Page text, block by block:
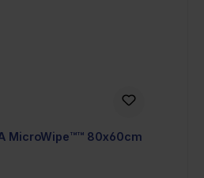
MicroWipe™™ 80x60cm